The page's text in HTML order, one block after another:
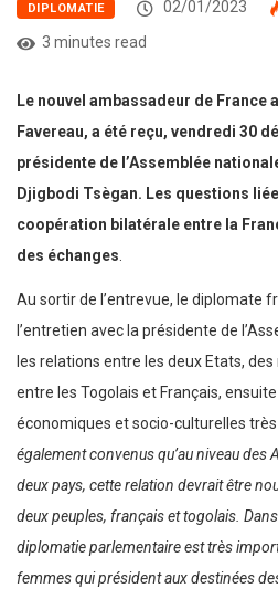
DIPLOMATIE 02/01/2023
3 minutes read
Le nouvel ambassadeur de France
Favereau, a été reçu, vendredi 30
présidente de l’Assemblée
Djigbodi Tsègan. Les questions
coopération bilatérale entre la
des échanges.
Au sortir de l’entrevue, le diplomate
l’entretien avec la présidente de
les relations entre les deux Etats,
entre les Togolais et Français,
économiques et socio-culturelles très
également convenus qu’au niveau des
deux pays, cette relation devrait être
deux peuples, français et togolais.
diplomatie parlementaire est très
femmes qui président aux destinées